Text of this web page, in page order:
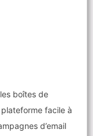
boîtes de
facile à
d’email